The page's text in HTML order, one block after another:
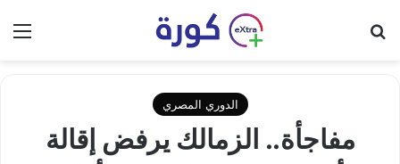
الدوري المصري
مفاجأة.. الزمالك يرفض إقالة